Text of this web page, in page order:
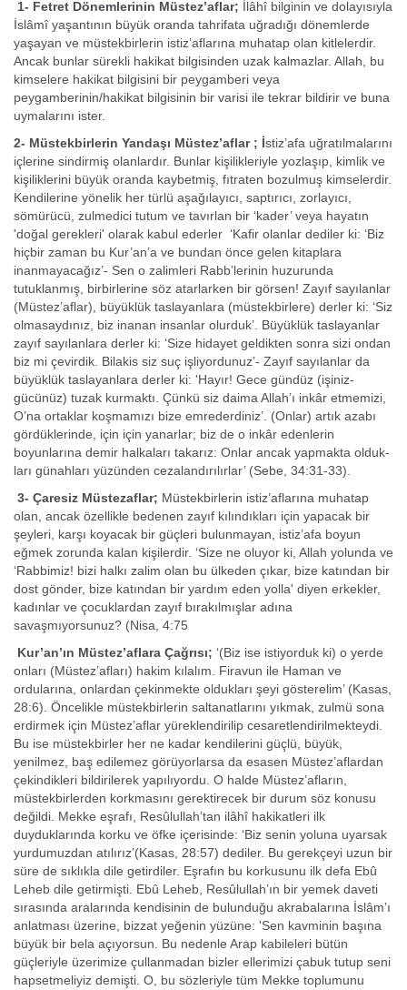
1- Fetret Dönemlerinin Müstez’aflar; İlâhî bilginin ve dolayısıyla
İslâmî yaşantının büyük oranda tahrifata uğradığı dönemlerde
yaşayan ve müstekbirlerin istiz’aflarına muhatap olan kitlelerdir.
Ancak bunlar sürekli hakikat bilgisinden uzak kalmazlar. Allah, bu
kimselere hakikat bilgisini bir peygamberi veya
peygamberinin/hakikat bilgisinin bir varisi ile tekrar bildirir ve buna
uymalarını ister.
2- Müstekbirlerin Yandaşı Müstez’aflar ; İstiz’afa uğratılmalarını
içlerine sindirmiş olanlardır. Bunlar kişilikleriyle yozlaşıp, kimlik ve
kişiliklerini büyük oranda kay­betmiş, fıtraten bozulmuş kimselerdir.
Kendilerine yönelik her türlü aşağılayıcı, saptırıcı, zorlayıcı,
sömürücü, zulmedici tutum ve tavırlan bir ‘kader’ veya haya­tın
'doğal gerekleri' olarak kabul ederler ‘Kafir olanlar dediler ki: ‘Biz
hiçbir zaman bu Kur’an’a ve bundan önce gelen kitaplara
inanmayacağız’- Sen o zalimleri Rabb’lerinin huzurunda
tutuklanmış, birbirlerine söz atarlarken bir görsen! Zayıf sayılanlar
(Müstez’aflar), büyüklük taslayanlara (müstekbirlere) derler ki: ‘Siz
olmasaydınız, biz inanan insanlar olurduk’. Büyüklük taslayanlar
zayıf sayılanlara derler ki: ‘Size hidayet geldikten sonra sizi ondan
biz mi çevirdik. Bilakis siz suç işliyordunuz’- Zayıf sayılanlar da
büyüklük taslayanlara derler ki: 'Hayır! Gece gündüz (işiniz-
gücünüz) tuzak kurmaktı. Çünkü siz daima Allah’ı inkâr etmemizi,
O’na ortaklar koşmamızı bize emrederdiniz’. (Onlar) artık azabı
gördüklerinde, için için yanarlar; biz de o inkâr edenlerin
boyunlarına demir halkaları takarız: Onlar ancak yapmakta olduk­
ları günahları yüzünden cezalandırılırlar’ (Sebe, 34:31-33).
3- Çaresiz Müstezaflar; Müstekbirlerin istiz’aflarına muhatap
olan, ancak özellikle bedenen za­yıf kılındıkları için yapacak bir
şeyleri, karşı koyacak bir güçleri bulunmayan, istiz’afa boyun
eğmek zorunda kalan kişilerdir. ‘Size ne oluyor ki, Allah yolunda ve
‘Rabbimiz! bizi halkı zalim olan bu ülkeden çıkar, bize katından bir
dost gönder, bize katından bir yardım eden yolla' diyen erkekler,
kadınlar ve çocuklardan zayıf bırakılmışlar adına
savaşmıyorsunuz? (Nisa, 4:75
Kur’an’ın Müstez’aflara Çağrısı; ‘(Biz ise istiyorduk ki) o yer­de
onları (Müstez’afları) hakim kılalım. Firavun ile Haman ve
ordularına, onlardan çekinmekte oldukları şeyi gösterelim’ (Kasas,
28:6). Öncelikle müs­tekbirlerin saltanatlarını yıkmak, zulmü sona
erdirmek için Müstez’aflar yürek­lendirilip cesaretlendirilmekteydi.
Bu ise müstekbirler her ne kadar kendilerini güçlü, büyük,
yenilmez, baş edilemez görüyorlarsa da esasen Müstez’aflardan
çe­kindikleri bildirilerek yapılıyordu. O halde Müstez’afların,
müstekbirlerden korkmasını gerektirecek bir durum söz konusu
değildi. Mekke eşrafı, Resûlullah’tan ilâhî hakikatleri ilk
duyduklarında korku ve öfke içe­risinde: ‘Biz senin yoluna uyarsak
yurdumuzdan atılırız’(Kasas, 28:57) dediler. Bu gerekçeyi uzun bir
süre de sıklıkla dile getirdiler. Eşrafın bu korkusunu ilk defa Ebû
Leheb dile getirmişti. Ebû Leheb, Resûlullah’ın bir yemek daveti
sırasında aralarında kendisinin de bulunduğu akrabalarına İslâm’ı
anlatması üzerine, bizzat yeğenin yüzüne: 'Sen kavminin başına
büyük bir bela açıyorsun. Bu nedenle Arap ka­bileleri bütün
güçleriyle üzerimize çullanmadan bizler ellerimizi çabuk tutup seni
hapsetmeliyiz demişti. O, bu sözleriyle tüm Mekke toplumunu